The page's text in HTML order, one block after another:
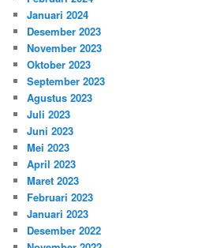
Januari 2024
Desember 2023
November 2023
Oktober 2023
September 2023
Agustus 2023
Juli 2023
Juni 2023
Mei 2023
April 2023
Maret 2023
Februari 2023
Januari 2023
Desember 2022